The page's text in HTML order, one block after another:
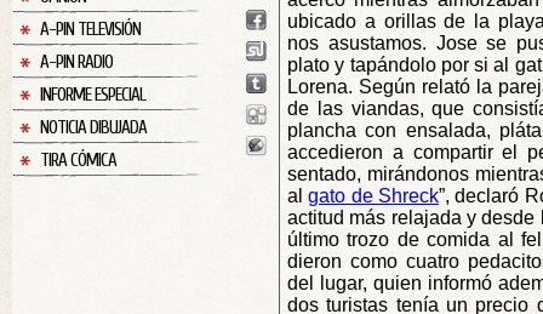
A-PIN TELEVISIÓN
A-PIN RADIO
INFORME ESPECIAL
NOTICIA DIBUJADA
TIRA CÓMICA
ubicado a orillas de la
nos asustamos. Jose se
plato y tapándolo por si al
Lorena. Según relató la
de las viandas, que
plancha con ensalada,
accedieron a compartir el
sentado, mirándonos
algato de Shreck”, declaró
actitud más relajada y
último trozo de comida al
dieron como cuatro
del lugar, quien informó
dos turistas tenía un precio